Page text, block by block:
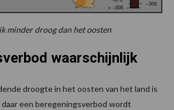
minder droog dan het oosten
waarschijnlijk
droogte in het oosten van het land is
een beregeningsverbod wordt